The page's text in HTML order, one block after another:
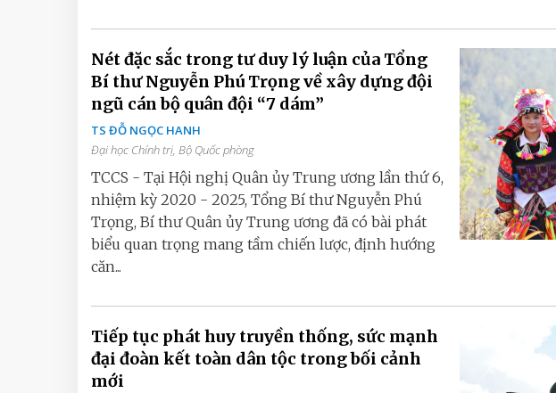
Nét đặc sắc trong tư duy lý luận của Tổng
Bí thư Nguyễn Phú Trọng về xây dựng đội
ngũ cán bộ quân đội “7 dám”
TS ĐỖ NGỌC HANH
Đại học Chính trị, Bộ Quốc phòng
TCCS - Tại Hội nghị Quân ủy Trung ương lần thứ 6,
nhiệm kỳ 2020 - 2025, Tổng Bí thư Nguyễn Phú
Trọng, Bí thư Quân ủy Trung ương đã có bài phát
biểu quan trọng mang tầm chiến lược, định hướng
căn...
Tiếp tục phát huy truyền thống, sức mạnh
đại đoàn kết toàn dân tộc trong bối cảnh
mới